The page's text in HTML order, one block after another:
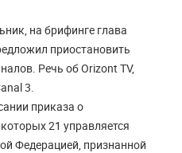
на брифинге глава
приостановить
Речь об Orizont TV,
3.
приказа о
21 управляется
Федерацией, признанной